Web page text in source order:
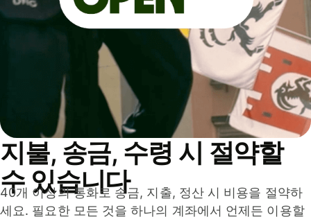
지불, 송금, 수령 시 절약할
수 있습니다
40개 이상의 통화로 송금, 지출, 정산 시 비용을 절약하
세요. 필요한 모든 것을 하나의 계좌에서 언제든 이용할